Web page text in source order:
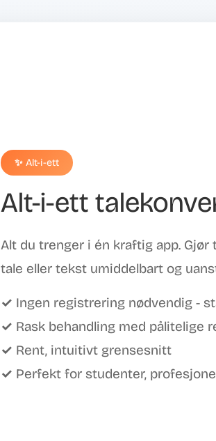
✨ Alt-i-ett
Alt-i-ett
Alt du trenger i én kraftig app.
tale eller tekst umiddelbart og
✓ Ingen registrering nødvendig -
✓ Rask behandling med pålitelige
✓ Rent, intuitivt grensesnitt
✓ Perfekt for studenter,